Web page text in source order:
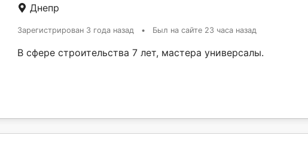
Днепр
Зарегистрирован 3 года назад • Был на сайте 23 часа назад
В сфере строительства 7 лет, мастера универсалы.